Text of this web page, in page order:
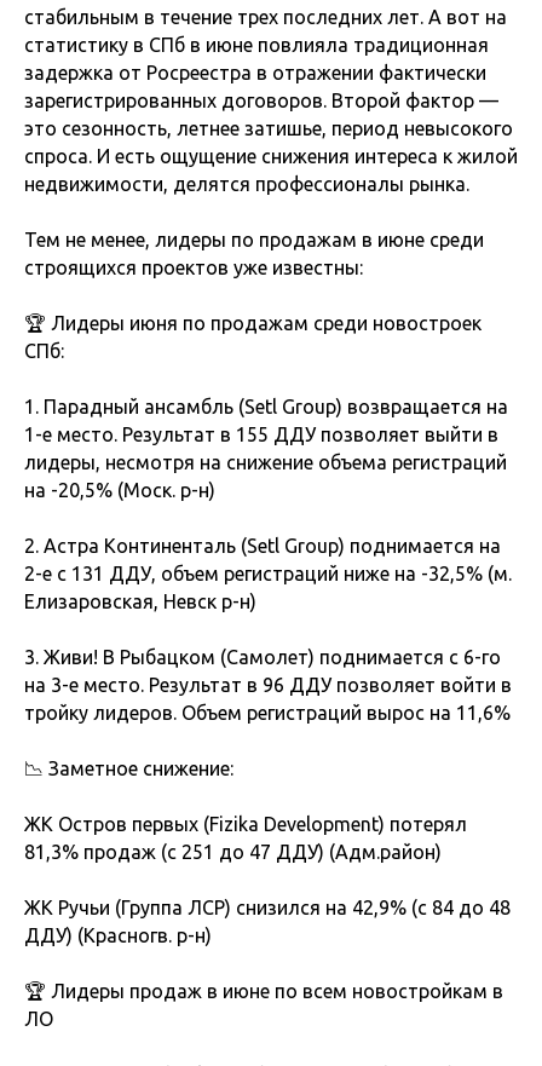
стабильным в течение трех последних лет. А вот на
статистику в СПб в июне повлияла традиционная
задержка от Росреестра в отражении фактически
зарегистрированных договоров. Второй фактор —
это сезонность, летнее затишье, период невысокого
спроса. И есть ощущение снижения интереса к жилой
недвижимости, делятся профессионалы рынка.
Тем не менее, лидеры по продажам в июне среди
строящихся проектов уже известны:
🏆 Лидеры июня по продажам среди новостроек
СПб:
1. Парадный ансамбль (Setl Group) возвращается на
1-е место. Результат в 155 ДДУ позволяет выйти в
лидеры, несмотря на снижение объема регистраций
на -20,5% (Моск. р-н)
2. Астра Континенталь (Setl Group) поднимается на
2-е с 131 ДДУ, объем регистраций ниже на -32,5% (м.
Елизаровская, Невск р-н)
3. Живи! В Рыбацком (Самолет) поднимается с 6-го
на 3-е место. Результат в 96 ДДУ позволяет войти в
тройку лидеров. Объем регистраций вырос на 11,6%
📉 Заметное снижение:
ЖК Остров первых (Fizika Development) потерял
81,3% продаж (с 251 до 47 ДДУ) (Адм.район)
ЖК Ручьи (Группа ЛСР) снизился на 42,9% (с 84 до 48
ДДУ) (Красногв. р-н)
🏆 Лидеры продаж в июне по всем новостройкам в
ЛО